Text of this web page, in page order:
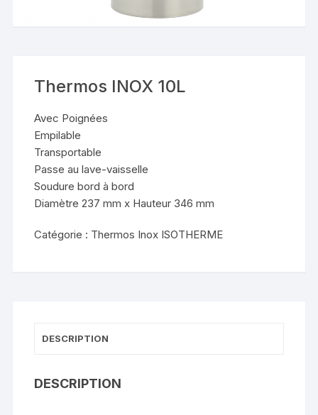
Thermos INOX 10L
Avec Poignées
Empilable
Transportable
Passe au lave-vaisselle
Soudure bord à bord
Diamètre 237 mm x Hauteur 346 mm
Catégorie : Thermos Inox ISOTHERME
DESCRIPTION
DESCRIPTION